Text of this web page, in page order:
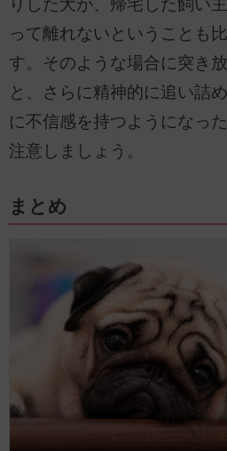
って離れないということも
す。そのような場合に突き
と、さらに精神的に追い詰
に不信感を持つようになっ
注意しましょう。
まとめ